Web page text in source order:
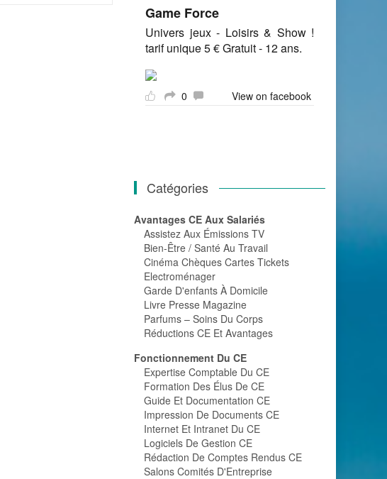
Game Force
Univers jeux - Loisirs & Show !
tarif unique 5 € Gratuit - 12 ans.
0 View on facebook
Catégories
Avantages CE Aux Salariés
Assistez Aux Émissions TV
Bien-Être / Santé Au Travail
Cinéma Chèques Cartes Tickets
Electroménager
Garde D'enfants À Domicile
Livre Presse Magazine
Parfums – Soins Du Corps
Réductions CE Et Avantages
Fonctionnement Du CE
Expertise Comptable Du CE
Formation Des Élus De CE
Guide Et Documentation CE
Impression De Documents CE
Internet Et Intranet Du CE
Logiciels De Gestion CE
Rédaction De Comptes Rendus CE
Salons Comités D'Entreprise